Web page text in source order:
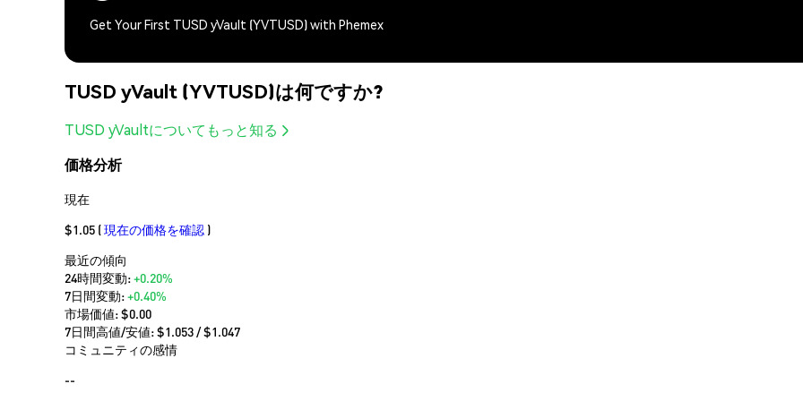
Get Your First TUSD yVault (YVTUSD) with Phemex
TUSD yVault (YVTUSD)は何ですか?
TUSD yVaultについてもっと知る
価格分析
現在
$1.05 (現在の価格を確認 )
最近の傾向
24時間変動:+0.20%
7日間変動:+0.40%
市場価値:$0.00
7日間高値/安値: $1.053/ $1.047
コミュニティの感情
--